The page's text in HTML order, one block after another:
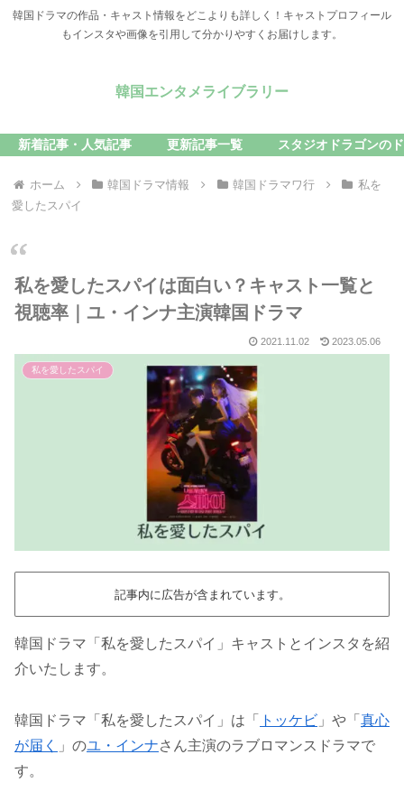
韓国ドラマの作品・キャスト情報をどこよりも詳しく！キャストプロフィール
もインスタや画像を引用して分かりやすくお届けします。
韓国エンタメライブラリー
新着記事・人気記事 更新記事一覧 スタジオドラゴンの
ホーム 韓国ドラマ情報 韓国ドラマワ行
私を
愛したスパイ
私を愛したスパイは面白い？キャスト一覧と
視聴率｜ユ・インナ主演韓国ドラマ
2021.11.02 2023.05.06
私を愛したスパイ
記事内に広告が含まれています。
韓国ドラマ「私を愛したスパイ」キャストとインスタを紹
介いたします。
韓国ドラマ「私を愛したスパイ」は「 トッケビ 」や「 真心
が届く
」のユ・インナさん主演のラブロマンスドラマで
す。